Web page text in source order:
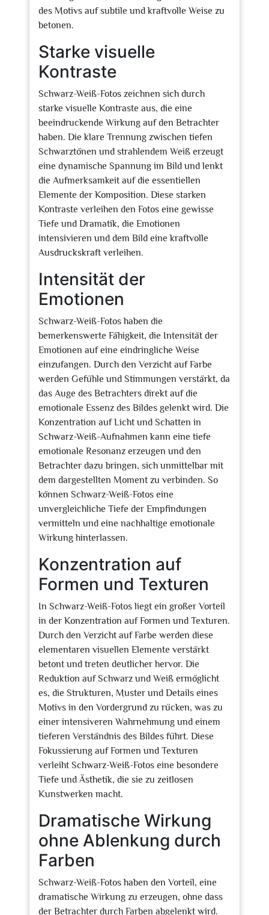
des Motivs auf subtile und kraftvolle Weise zu
betonen.
Starke visuelle
Kontraste
Schwarz-Weiß-Fotos zeichnen sich durch
starke visuelle Kontraste aus, die eine
beeindruckende Wirkung auf den Betrachter
haben. Die klare Trennung zwischen tiefen
Schwarztönen und strahlendem Weiß erzeugt
eine dynamische Spannung im Bild und lenkt
die Aufmerksamkeit auf die essentiellen
Elemente der Komposition. Diese starken
Kontraste verleihen den Fotos eine gewisse
Tiefe und Dramatik, die Emotionen
intensivieren und dem Bild eine kraftvolle
Ausdruckskraft verleihen.
Intensität der
Emotionen
Schwarz-Weiß-Fotos haben die
bemerkenswerte Fähigkeit, die Intensität der
Emotionen auf eine eindringliche Weise
einzufangen. Durch den Verzicht auf Farbe
werden Gefühle und Stimmungen verstärkt, da
das Auge des Betrachters direkt auf die
emotionale Essenz des Bildes gelenkt wird. Die
Konzentration auf Licht und Schatten in
Schwarz-Weiß-Aufnahmen kann eine tiefe
emotionale Resonanz erzeugen und den
Betrachter dazu bringen, sich unmittelbar mit
dem dargestellten Moment zu verbinden. So
können Schwarz-Weiß-Fotos eine
unvergleichliche Tiefe der Empfindungen
vermitteln und eine nachhaltige emotionale
Wirkung hinterlassen.
Konzentration auf
Formen und Texturen
In Schwarz-Weiß-Fotos liegt ein großer Vorteil
in der Konzentration auf Formen und Texturen.
Durch den Verzicht auf Farbe werden diese
elementaren visuellen Elemente verstärkt
betont und treten deutlicher hervor. Die
Reduktion auf Schwarz und Weiß ermöglicht
es, die Strukturen, Muster und Details eines
Motivs in den Vordergrund zu rücken, was zu
einer intensiveren Wahrnehmung und einem
tieferen Verständnis des Bildes führt. Diese
Fokussierung auf Formen und Texturen
verleiht Schwarz-Weiß-Fotos eine besondere
Tiefe und Ästhetik, die sie zu zeitlosen
Kunstwerken macht.
Dramatische Wirkung
ohne Ablenkung durch
Farben
Schwarz-Weiß-Fotos haben den Vorteil, eine
dramatische Wirkung zu erzeugen, ohne dass
der Betrachter durch Farben abgelenkt wird.